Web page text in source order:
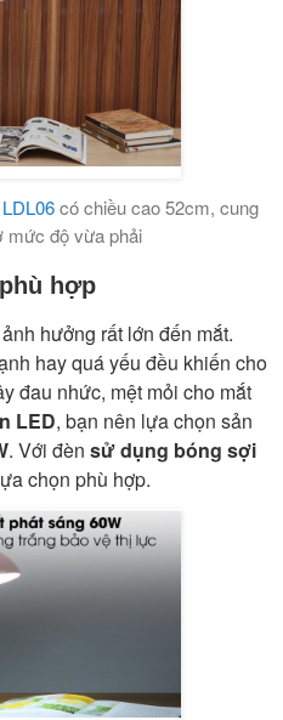
có chiều cao 52cm, cung
mức độ vừa phải
hợp
hưởng rất lớn đến mắt.
hay quá yếu đều khiến cho
đau nhức, mệt mỏi cho mắt
LED, bạn nên lựa chọn sản
. Với đèn sử dụng bóng sợi
chọn phù hợp.